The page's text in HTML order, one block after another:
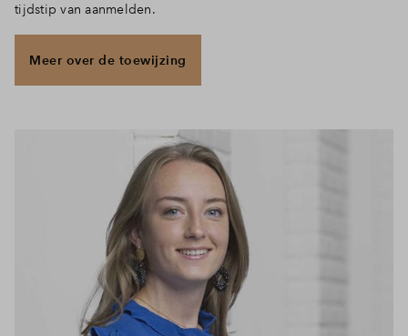
tijdstip van aanmelden.
Meer over de toewijzing